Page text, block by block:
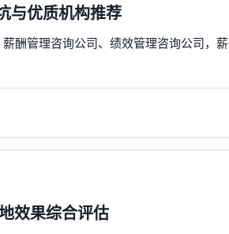
与优质机构推荐
酬管理咨询公司、绩效管理咨询公司，薪
效果综合评估